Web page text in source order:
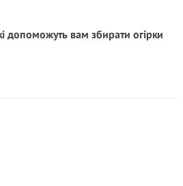
допоможуть вам збирати огірки